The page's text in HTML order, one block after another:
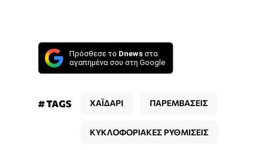
Πρόσθεσε το Dnews στα
αγαπημένα σου στη Google
# TAGS ΧΑΪΔΑΡΙ ΠΑΡΕΜΒΑΣΕΙΣ
ΚΥΚΛΟΦΟΡΙΑΚΕΣ ΡΥΘΜΙΣΕΙΣ